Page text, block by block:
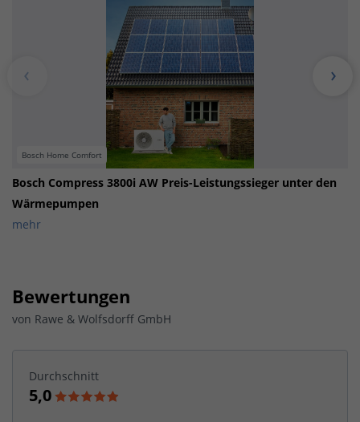
Bosch Home Comfort
Bosch Compress 3800i AW Preis-Leistungssieger unter den
Wärmepumpen
mehr
Bewertungen
von Rawe & Wolfsdorff GmbH
Durchschnitt
5,0